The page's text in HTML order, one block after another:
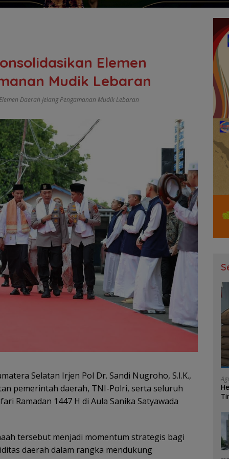
Elemen
Mudik Lebaran
Daerah Jelang Pengamanan Mudik Lebaran
Selatan Irjen Pol Dr. Sandi Nugroho, S.I.K.,
pemerintah daerah, TNI-Polri, serta seluruh
Ramadan 1447 H di Aula Sanika Satyawada
tersebut menjadi momentum strategis bagi
daerah dalam rangka mendukung